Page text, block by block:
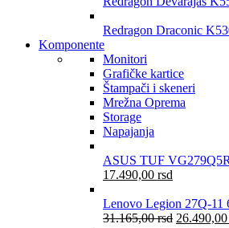
Redragon Draconic
Komponente
Monitori
Grafičke kartice
Štampači i skeneri
Mrežna Oprema
Storage
Napajanja
ASUS TUF VG279Q5R
17.490,00 rsd
Lenovo Legion 27Q-
31.165,00rsd 26.490,00